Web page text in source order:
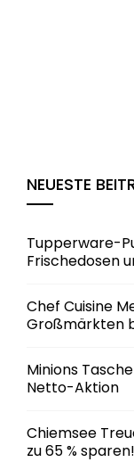
NEUESTE
Tupperware-
Frischedosen
Chef Cuisine
Großmärkten
Minions
Netto-Aktion
Chiemsee
zu 65 % sparen!